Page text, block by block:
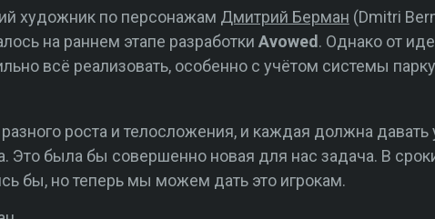
художник по персонажам Дмитрий Берман (Dmitri
на раннем этапе разработки Avowed . Однако от
всё реализовать, особенно с учётом системы
роста и телосложения, и каждая должна
Это была бы совершенно новая для нас задача. В
бы, но теперь мы можем дать это игрокам.